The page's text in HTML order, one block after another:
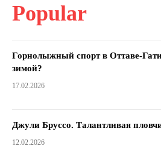
Popular
Горнолыжный спорт в Оттаве-
зимой?
17.02.2026
Джули Бруссо. Талантливая
12.02.2026